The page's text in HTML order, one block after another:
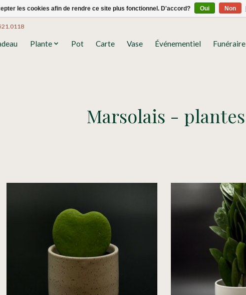
Plante Pot Carte Vase Événementiel Funéraire
Marsolais - plantes
les cookies afin de rendre ce site plus fonctionnel. D'accord? Oui Non